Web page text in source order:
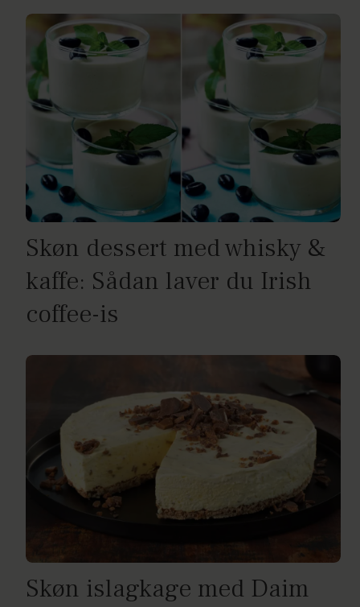
Skøn dessert med whisky &
kaffe: Sådan laver du Irish
coffee-is
Skøn islagkage med Daim